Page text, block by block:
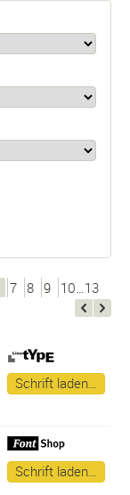
7 8 9 10…13
Schrift laden…
Schrift laden…